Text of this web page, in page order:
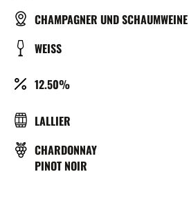
TYPE
BIÈRE
CHAMPAGNER UND SCHAUMWEINE
COULEUR
WEISS
ALCOOL
12.50%
BRASSERIE
LALLIER
REBSORTE
CHARDONNAY
PINOT NOIR